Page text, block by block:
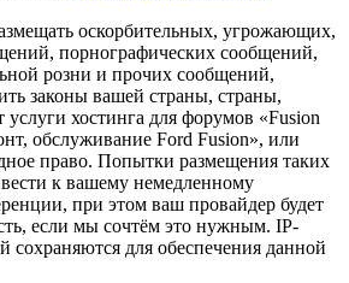
оскорбительных, угрожающих,
порнографических сообщений,
розни и прочих сообщений,
законы вашей страны, страны,
услуги хостинга для форумов «Fusion
обслуживание Ford Fusion», или
право. Попытки размещения таких
к вашему немедленному
при этом ваш провайдер будет
если мы сочтём это нужным. IP-
сохраняются для обеспечения данной